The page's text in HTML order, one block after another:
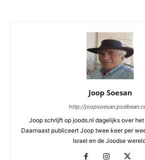
Joop Soesan
http://
Joop schrijft op joods.nl dagelijks over
Daarnaast publiceert Joop twee keer per
Israel en de Joodse